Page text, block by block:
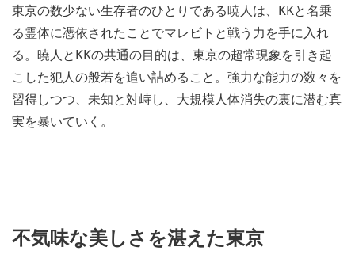
東京の数少ない生存者のひとりである暁人は、KKと名乗
る霊体に憑依されたことでマレビトと戦う力を手に入れ
る。暁人とKKの共通の目的は、東京の超常現象を引き起
こした犯人の般若を追い詰めること。強力な能力の数々を
習得しつつ、未知と対峙し、大規模人体消失の裏に潜む真
実を暴いていく。
不気味な美しさを湛えた東京